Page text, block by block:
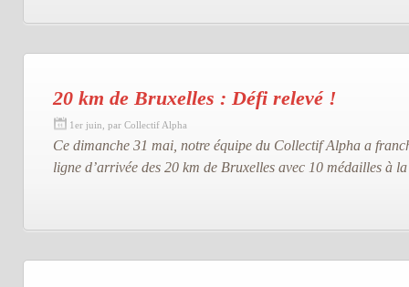
20 km de Bruxelles : Défi relevé !
1er juin, par Collectif Alpha
Ce dimanche 31 mai, notre équipe du Collectif Alpha a
ligne d’arrivée des 20 km de Bruxelles avec 10 médailles à